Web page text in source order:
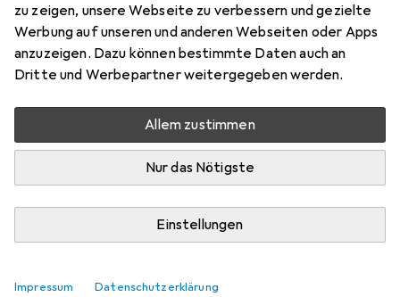
zu zeigen, unsere Webseite zu verbessern und gezielte
Werbung auf unseren und anderen Webseiten oder Apps
anzuzeigen. Dazu können bestimmte Daten auch an
Dritte und Werbepartner weitergegeben werden.
Allem zustimmen
Nur das Nötigste
Einstellungen
Impressum Datenschutzerklärung